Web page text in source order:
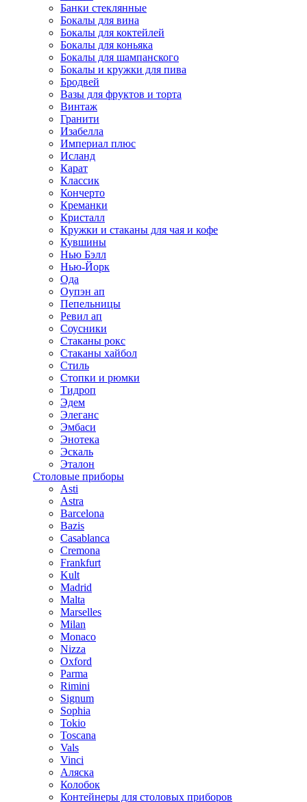
Банки стеклянные
Бокалы для вина
Бокалы для коктейлей
Бокалы для коньяка
Бокалы для шампанского
Бокалы и кружки для пива
Бродвей
Вазы для фруктов и торта
Винтаж
Гранити
Изабелла
Империал плюс
Исланд
Карат
Классик
Кончерто
Креманки
Кристалл
Кружки и стаканы для чая и кофе
Кувшины
Нью Бэлл
Нью-Йорк
Ода
Оупэн ап
Пепельницы
Ревил ап
Соусники
Стаканы рокс
Стаканы хайбол
Стиль
Стопки и рюмки
Тидроп
Эдем
Элеганс
Эмбаси
Энотека
Эскаль
Эталон
Столовые приборы
Asti
Astra
Barcelona
Bazis
Casablanca
Cremona
Frankfurt
Kult
Madrid
Malta
Marselles
Milan
Monaco
Nizza
Oxford
Parma
Rimini
Signum
Sophia
Tokio
Toscana
Vals
Vinci
Аляска
Колобок
Контейнеры для столовых приборов